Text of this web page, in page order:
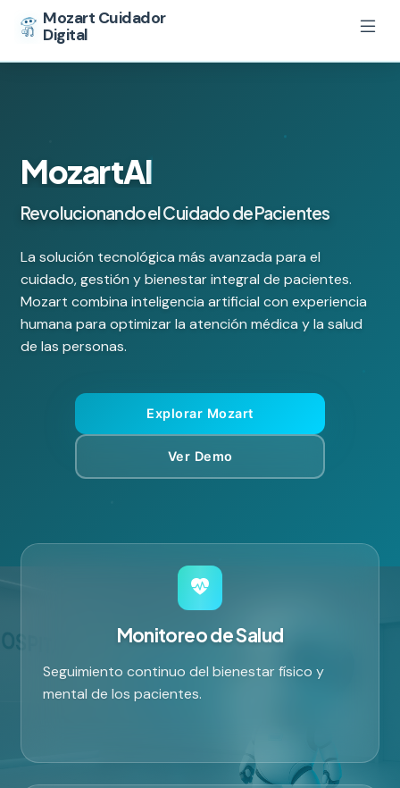
Mozart Cuidador
Digital
MozartAI
Revolucionando el Cuidado de Pacientes
La solución tecnológica más avanzada para el
cuidado, gestión y bienestar integral de pacientes.
Mozart combina inteligencia artificial con experiencia
humana para optimizar la atención médica y la salud
de las personas.
Explorar Mozart
Ver Demo
Monitoreo de Salud
Seguimiento continuo del bienestar físico y
mental de los pacientes.